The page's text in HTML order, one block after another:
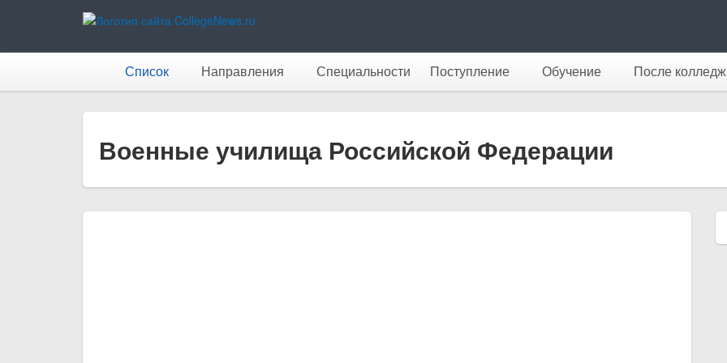
Список Направления Специальности Поступление Обучение После
Военные училища Российской Федерации